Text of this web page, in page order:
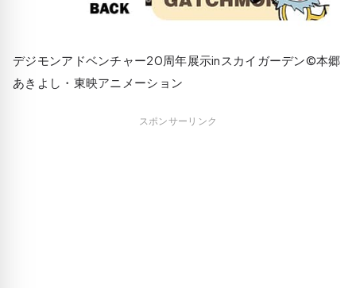
デジモンアドベンチャー20周年展示inスカイガーデン©本郷
あきよし・東映アニメーション
スポンサーリンク